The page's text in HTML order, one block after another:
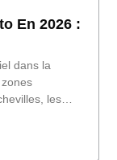
En 2026 :
dans la
les
cas de